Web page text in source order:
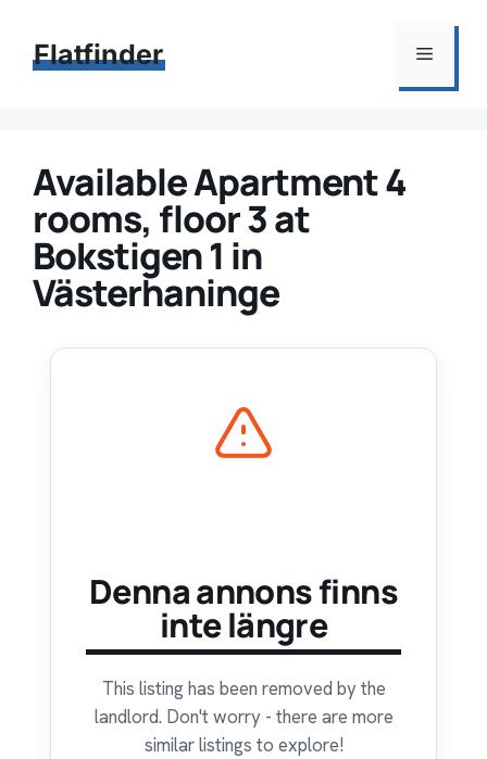
innehåll
Flatfinder Meny
Available Apartment 4
rooms, floor 3 at
Bokstigen 1 in
Västerhaninge
Denna annons finns
inte längre
This listing has been removed by the
landlord. Don't worry - there are more
similar listings to explore!